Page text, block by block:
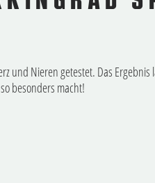
und Nieren getestet. Das
besonders macht!